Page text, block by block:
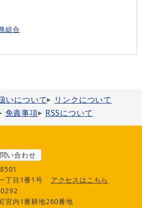
組合
いについて
リンクについて
免責事項 RSSについて
い合わせ
丁目1番1号
アクセスはこちら
宮内1番耕地260番地